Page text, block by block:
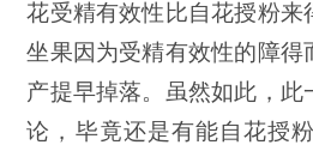
花受精有效性比自花授粉来
坐果因为受精有效性的障得
产提早掉落。虽然如此，此
论，毕竟还是有能自花授